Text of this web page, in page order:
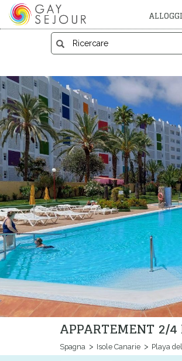
APPARTEMENT 2/4
Spagna Isole Canarie Playa